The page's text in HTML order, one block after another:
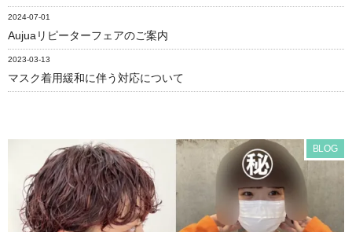
2024-07-01
Aujuaリピーターフェアのご案内
2023-03-13
マスク着用緩和に伴う対応について
BLOG